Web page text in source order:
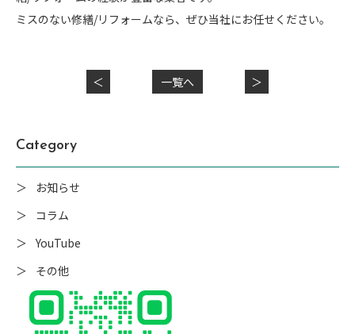
ミスのない修繕/リフォームなら、ぜひ当社にお任せください。
＜ 一覧へ ＞
Category
お知らせ
コラム
YouTube
その他